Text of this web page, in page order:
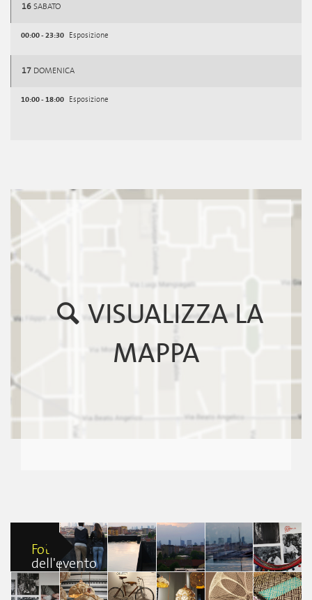
16 SABATO
00:00 - 23:30 Esposizione
17 DOMENICA
10:00 - 18:00 Esposizione
VISUALIZZA LA
MAPPA
Foto
dell'evento
Bar Crops and
Props
Bar Crops and
Props
Bar Crops and
Props
Bar Crops and
Props
Bar Crops and
Props